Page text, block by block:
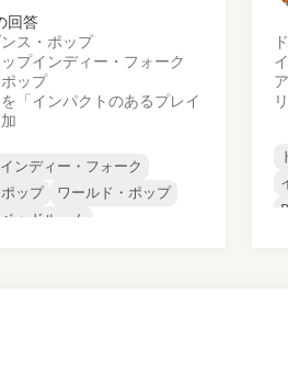
回答
ンス・ポップ
プインディー・フォーク
ップ
「インパクトのあるプレイ
インディー・フォーク
ップ
ワールド・ポップ
ッドルーム